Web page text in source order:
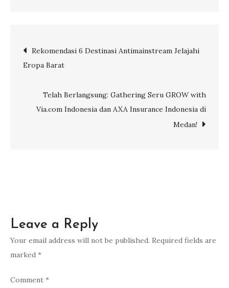
Kebudayaan:
Eksplorasi
Wisata
Rammang-
Post
navigation
Rekomendasi 6 Destinasi Antimainstream Jelajahi
Eropa Barat
Telah Berlangsung: Gathering Seru GROW with
Via.com Indonesia dan AXA Insurance Indonesia di
Medan!
Leave a Reply
Your email address will not be published. Required fields are
marked *
Comment *